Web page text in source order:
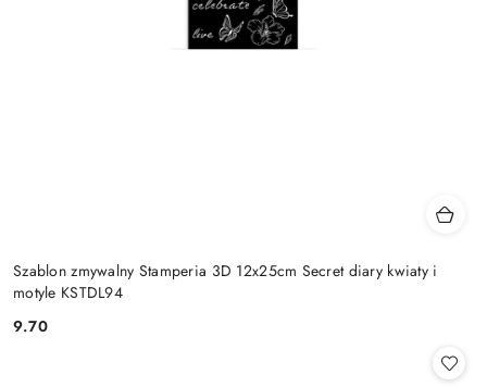
Szablon zmywalny Stamperia 3D 12x25cm Secret diary kwiaty i
motyle KSTDL94
Cena:
9.70